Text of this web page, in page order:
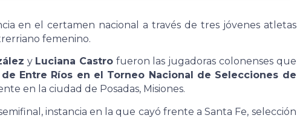
en el certamen nacional a través de tres jóvenes atletas
femenino.
y Luciana Castro fueron las jugadoras colonenses que
Entre Ríos en el Torneo Nacional de Selecciones de
en la ciudad de Posadas, Misiones.
instancia en la que cayó frente a Santa Fe, selección